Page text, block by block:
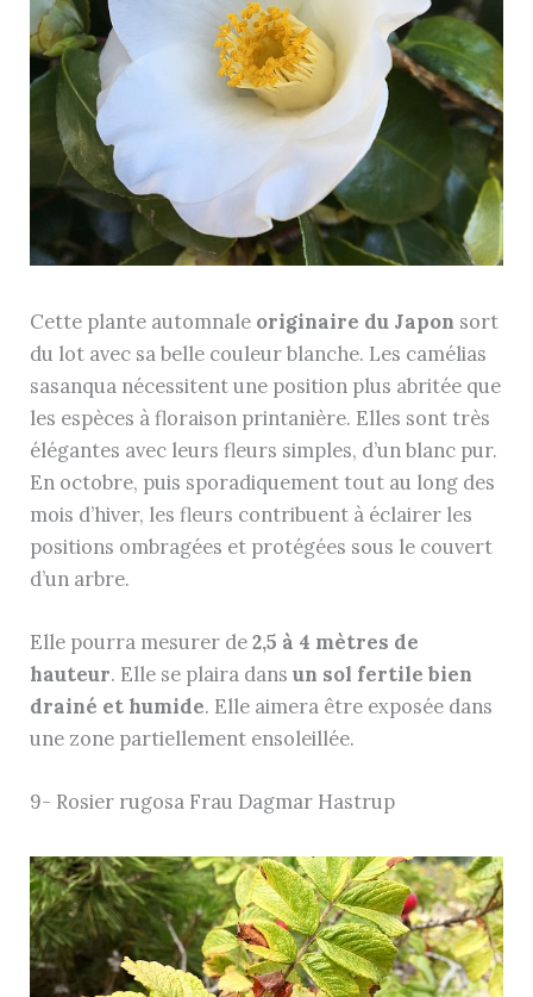
Cette plante automnale originaire du Japon sort
du lot avec sa belle couleur blanche. Les camélias
sasanqua nécessitent une position plus abritée que
les espèces à floraison printanière. Elles sont très
élégantes avec leurs fleurs simples, d’un blanc pur.
En octobre, puis sporadiquement tout au long des
mois d’hiver, les fleurs contribuent à éclairer les
positions ombragées et protégées sous le couvert
d’un arbre.
Elle pourra mesurer de2,5 à 4 mètres de
hauteur. Elle se plaira dansun sol fertile bien
drainé et humide. Elle aimera être exposée dans
une zone partiellement ensoleillée.
9- Rosier rugosa Frau Dagmar Hastrup